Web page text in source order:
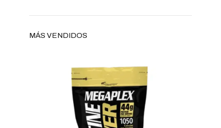
MÁS VENDIDOS